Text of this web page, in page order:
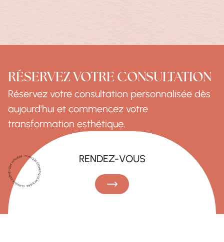
RÉSERVEZ VOTRE CONSULTATION
Réservez votre consultation personnalisée dès
aujourd'hui et commencez votre
transformation esthétique.
RENDEZ-VOUS